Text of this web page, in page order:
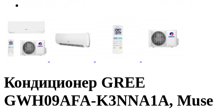
Кондиционер GREE
GWH09AFA-K3NNA1A, Muse